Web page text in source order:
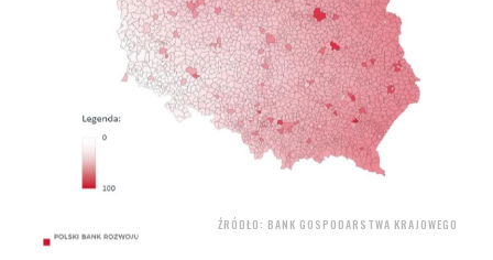
ŹRÓDŁO: BANK GOSPODARSTWA KRAJOWEGO